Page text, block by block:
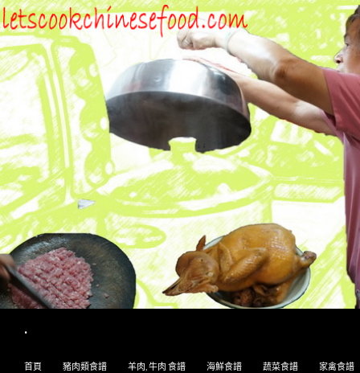
.
首頁
豬肉類食譜 羊肉, 牛肉 食譜 海鮮食譜 蔬菜食譜 家禽食譜